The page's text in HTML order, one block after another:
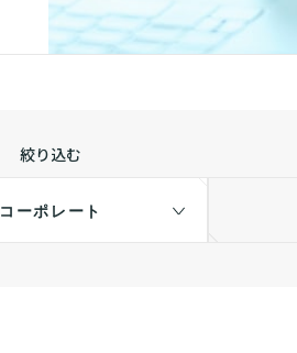
絞り込む
コーポレート